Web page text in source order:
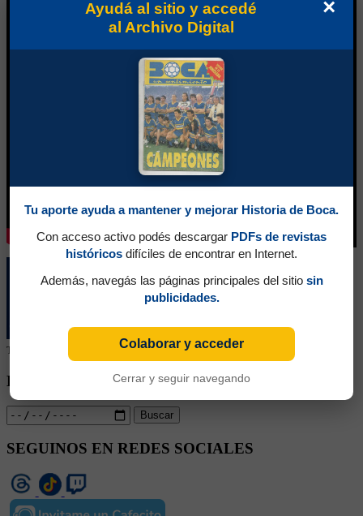
Tu colaboración ayuda a mantener este archivo histórico en línea
Descubrí qué pasó en tu fecha de cumpleaños
Buscar
SEGUINOS EN REDES SOCIALES
×
Ayudá al sitio y accedé
al Archivo Digital
Tu aporte ayuda a mantener y mejorar Historia de Boca.
Con acceso activo podés descargar PDFs de revistas
históricos difíciles de encontrar en Internet.
Además, navegás las páginas principales del sitio sin
publicidades.
Colaborar y acceder
Cerrar y seguir navegando